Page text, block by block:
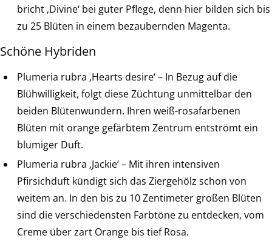
bricht ‚Divine‘ bei guter Pflege, denn hier bilden sich bis
zu 25 Blüten in einem bezaubernden Magenta.
Schöne Hybriden
Plumeria rubra ‚Hearts desire‘ – In Bezug auf die
Blühwilligkeit, folgt diese Züchtung unmittelbar den
beiden Blütenwundern. Ihren weiß-rosafarbenen
Blüten mit orange gefärbtem Zentrum entströmt ein
blumiger Duft.
Plumeria rubra ‚Jackie‘ – Mit ihren intensiven
Pfirsichduft kündigt sich das Ziergehölz schon von
weitem an. In den bis zu 10 Zentimeter großen Blüten
sind die verschiedensten Farbtöne zu entdecken, vom
Creme über zart Orange bis tief Rosa.